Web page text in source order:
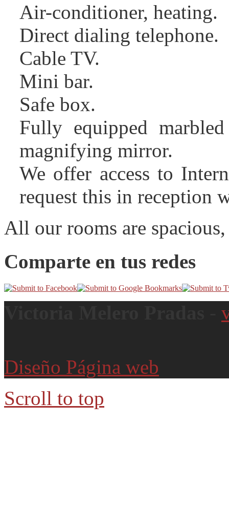
Air-conditioner, heating.
Direct dialing telephone.
Cable TV.
Mini bar.
Safe box.
Fully equipped
magnifying mirror.
We offer access to
request this in reception
All our rooms are
Comparte en tus redes
Diseño Página web
Scroll to top